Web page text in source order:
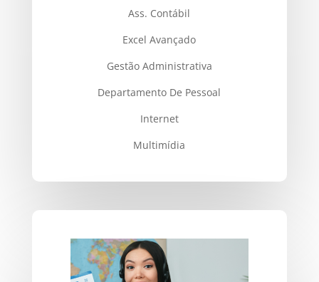
Ass. Contábil
Excel Avançado
Gestão Administrativa
Departamento De Pessoal
Internet
Multimídia